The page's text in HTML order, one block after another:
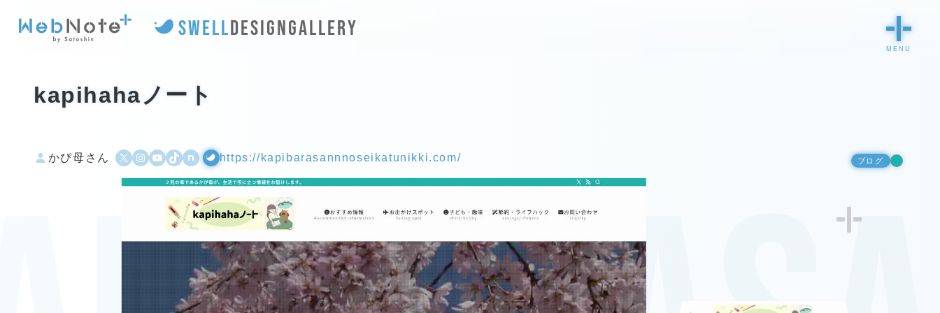
SWELLDESIGNGALLERY
kapihahaノート
かぴ母さん X Instagram
YouTube
TikTok
500pxWordPress
https://kapibarasannnoseikatunikki.com/ ブログ
1